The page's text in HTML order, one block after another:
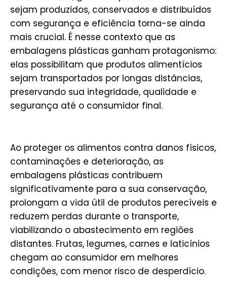
sejam produzidos, conservados e distribuídos
com segurança e eficiência torna-se ainda
mais crucial. É nesse contexto que as
embalagens plásticas ganham protagonismo:
elas possibilitam que produtos alimentícios
sejam transportados por longas distâncias,
preservando sua integridade, qualidade e
segurança até o consumidor final.
Ao proteger os alimentos contra danos físicos,
contaminações e deterioração, as
embalagens plásticas contribuem
significativamente para a sua conservação,
prolongam a vida útil de produtos perecíveis e
reduzem perdas durante o transporte,
viabilizando o abastecimento em regiões
distantes. Frutas, legumes, carnes e laticínios
chegam ao consumidor em melhores
condições, com menor risco de desperdício.